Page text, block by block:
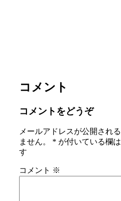
コメント
コメントをどうぞ
メールアドレスが公開され
ません。
* が付いている欄
す
コメント ※